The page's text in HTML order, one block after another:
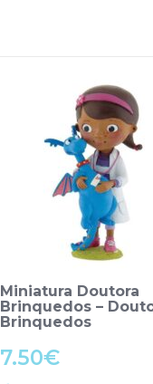
Miniatura Doutora
Brinquedos –
Brinquedos
7.50€